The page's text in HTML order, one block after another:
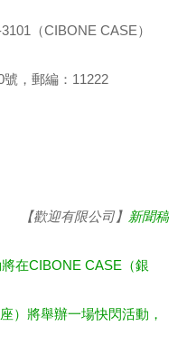
（CIBONE CASE）
，郵編：11222
【歡迎有限公司】 新聞稿
在CIBONE CASE（銀
）將舉辦一場快閃活動，